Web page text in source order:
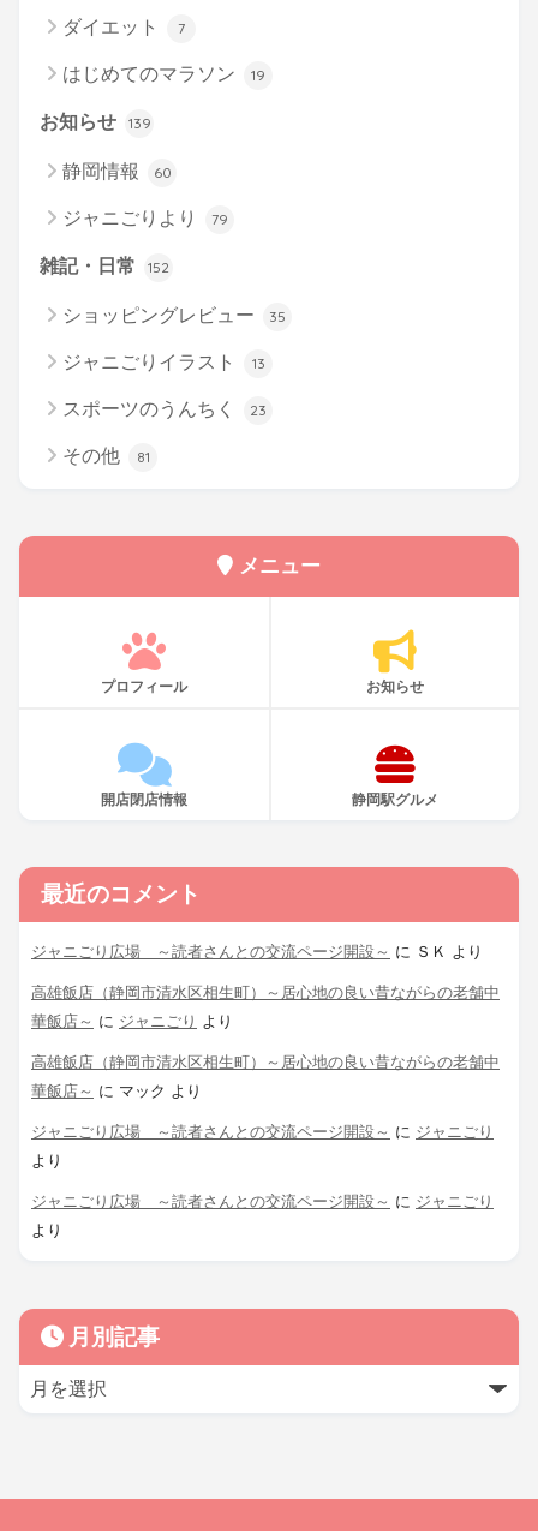
ダイエット 7
はじめてのマラソン 19
お知らせ 139
静岡情報 60
ジャニごりより 79
雑記・日常 152
ショッピングレビュー 35
ジャニごりイラスト 13
スポーツのうんちく 23
その他 81
メニュー
プロフィール お知らせ
開店閉店情報 静岡駅グルメ
最近のコメント
ジャニごり広場 ～読者さんとの交流ページ開設～ に ＳＫ より
高雄飯店（静岡市清水区相生町）～居心地の良い昔ながらの老舗中
華飯店～ に ジャニごり より
高雄飯店（静岡市清水区相生町）～居心地の良い昔ながらの老舗中
華飯店～ に マック より
ジャニごり広場 ～読者さんとの交流ページ開設～ に ジャニごり
より
ジャニごり広場 ～読者さんとの交流ページ開設～ に ジャニごり
より
月別記事